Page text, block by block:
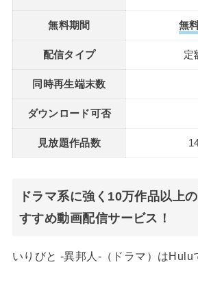
無料期間 無
配信タイプ 定
同時再生端末数
ダウンロード可否
見放題作品数
ドラマ系に強く10万作品以上
すすめ動画配信サービス！
いりびと -異邦人-（ドラマ）はHulu